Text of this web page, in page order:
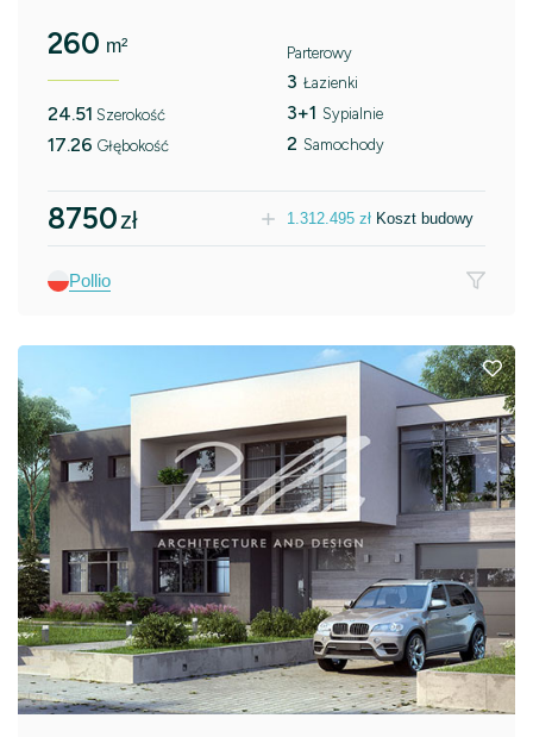
260 m²
24.51 Szerokość
17.26 Głębokość
Parterowy
3 Łazienki
3+1 Sypialnie
2 Samochody
8750zł 1.312.495 zł Koszt budowy
Pollio